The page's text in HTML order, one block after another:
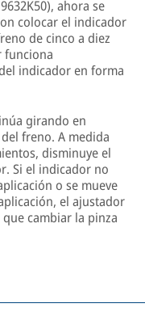
ahora se
colocar el indicador
de cinco a diez
funciona
indicador en forma
girando en
freno. A medida
disminuye el
Si el indicador no
o se mueve
el ajustador
cambiar la pinza